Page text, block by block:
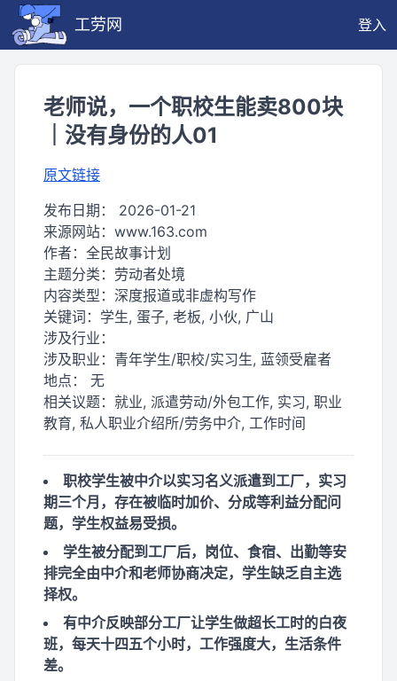
工劳网 登入
老师说，一个职校生能卖800块
｜没有身份的人01
原文链接
发布日期： 2026-01-21
来源网站： www.163.com
作者： 全民故事计划
主题分类： 劳动者处境
内容类型： 深度报道或非虚构写作
关键词： 学生, 蛋子, 老板, 小伙, 广山
涉及行业：
涉及职业： 青年学生/职校/实习生, 蓝领受雇者
地点： 无
相关议题： 就业, 派遣劳动/外包工作, 实习, 职业
教育, 私人职业介绍所/劳务中介, 工作时间
职校学生被中介以实习名义派遣到工厂，实习
期三个月，存在被临时加价、分成等利益分配问
题，学生权益易受损。
学生被分配到工厂后，岗位、食宿、出勤等安
排完全由中介和老师协商决定，学生缺乏自主选
择权。
有中介反映部分工厂让学生做超长工时的白夜
班，每天十四五个小时，工作强度大，生活条件
差。